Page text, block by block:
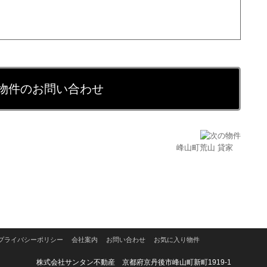
件のお問い合わせ
峰山町荒山 貸家
ライバシーポリシー 会社案内 お問い合わせ お気に入り物件
株式会社サンタン不動産 京都府京丹後市峰山町新町1919-1